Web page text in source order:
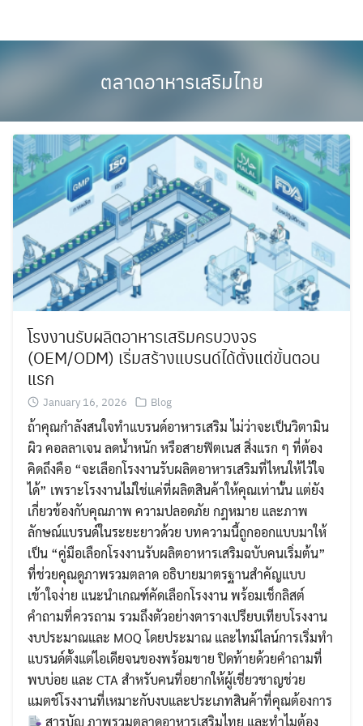
Search
for: Search
ตลาดอาหารเสริมไทย
โรงงานรับผลิตอาหารเสริมครบวงจร
(OEM/ODM) เริ่มสร้างแบรนด์ได้ตั้งแต่ขั้นตอน
แรก
January 16, 2026 Blog
ถ้าคุณกำลังสนใจทำแบรนด์อาหารเสริม ไม่ว่าจะเป็นวิตามิน
ผิว คอลลาเจน ลดน้ำหนัก หรือสายฟิตเนส สิ่งแรก ๆ ที่ต้อง
คิดถึงคือ “จะเลือกโรงงานรับผลิตอาหารเสริมที่ไหนให้ไว้ใจ
ได้” เพราะโรงงานไม่ใช่แค่ที่ผลิตสินค้าให้คุณเท่านั้น แต่ยัง
เกี่ยวข้องกับคุณภาพ ความปลอดภัย กฎหมาย และภาพ
ลักษณ์แบรนด์ในระยะยาวด้วย บทความนี้ถูกออกแบบมาให้
เป็น “คู่มือเลือกโรงงานรับผลิตอาหารเสริมฉบับคนเริ่มต้น”
ที่ช่วยคุณดูภาพรวมตลาด อธิบายมาตรฐานสำคัญแบบ
เข้าใจง่าย แนะนำเกณฑ์คัดเลือกโรงงาน พร้อมเช็กลิสต์
คำถามที่ควรถาม รวมถึงตัวอย่างตารางเปรียบเทียบโรงงาน
งบประมาณและ MOQ โดยประมาณ และไทม์ไลน์การเริ่มทำ
แบรนด์ตั้งแต่ไอเดียจนของพร้อมขาย ปิดท้ายด้วยคำถามที่
พบบ่อย และ CTA สำหรับคนที่อยากให้ผู้เชี่ยวชาญช่วย
แมตช์โรงงานที่เหมาะกับงบและประเภทสินค้าที่คุณต้องการ
สารบัญ ภาพรวมตลาดอาหารเสริมไทย และทำไมต้อง